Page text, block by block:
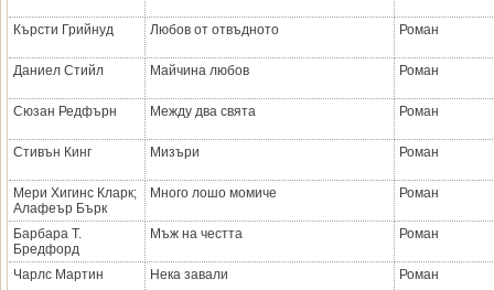
Кърсти Грийнуд Любов от отвъдното Роман
Даниел Стийл Майчина любов Роман
Сюзан Редфърн Между два свята Роман
Стивън Кинг Мизъри Роман
Мери Хигинс Кларк;
Алафеър Бърк
Много лошо момиче Роман
Барбара Т.
Бредфорд
Мъж на честта Роман
Чарлс Мартин Нека завали Роман